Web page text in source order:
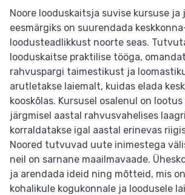
Noore looduskaitsja suvise kursuse
eesmärgiks on suurendada
loodusteadlikkust noorte seas.
looduskaitse praktilise tööga,
rahvuspargi taimestikust ja
arutletakse laiemalt, kuidas elada
kooskõlas. Kursusel osalenul on
järgmisel aastal rahvusvahelises
korraldatakse igal aastal erinevas
Noored tutvuvad uute inimestega
neil on sarnane maailmavaade.
ja arendada ideid ning mõtteid, mis
kohalikule kogukonnale ja loodusele